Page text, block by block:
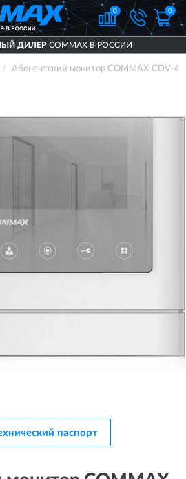
0 0
ДИЛЕР COMMAX В РОССИИ
Абонентский монитор COMMAX CDV-
паспорт